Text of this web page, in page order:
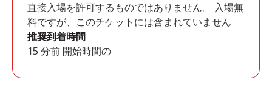
直接入場を許可するものではありません。 入場無
料ですが、このチケットには含まれていません
推奨到着時間
15 分前 開始時間の